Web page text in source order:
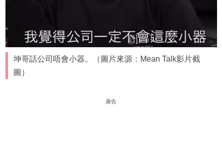
坤哥話公司唔會小器。（圖片來源：Mean Talk影片截
圖）
廣告